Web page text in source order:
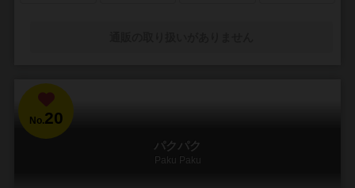
No.20
パクパク
Paku Paku